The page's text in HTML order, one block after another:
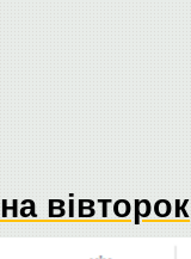
вівторок